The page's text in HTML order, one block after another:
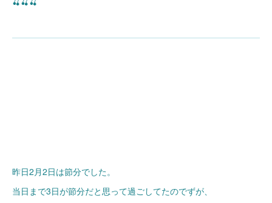
昨日2月2日は節分でした。
当日まで3日が節分だと思って過ごしてたのでずが、